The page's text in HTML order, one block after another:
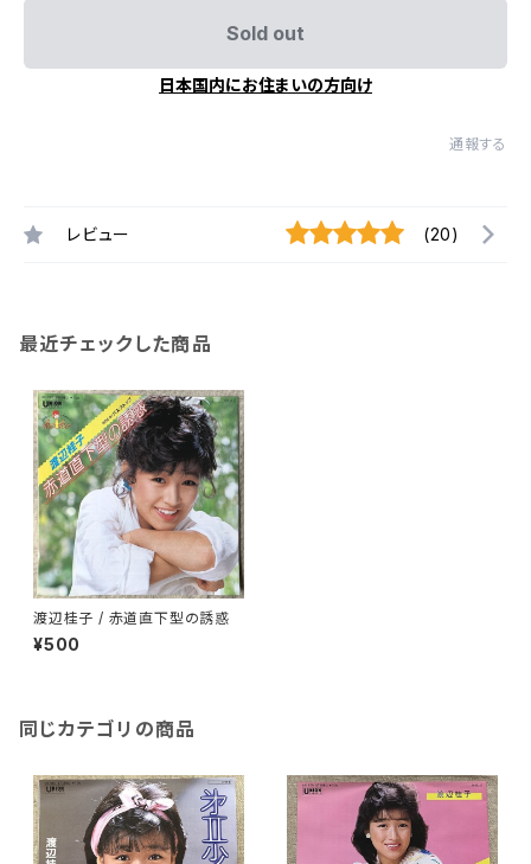
Sold out
日本国内にお住まいの方向け
通報する
レビュー (20)
最近チェックした商品
渡辺桂子 / 赤道直下型の誘惑
¥500
同じカテゴリの商品